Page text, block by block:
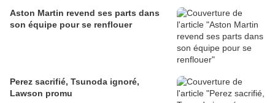
Aston Martin revend ses parts dans
son équipe pour se renflouer
Perez sacrifié, Tsunoda ignoré,
Lawson promu